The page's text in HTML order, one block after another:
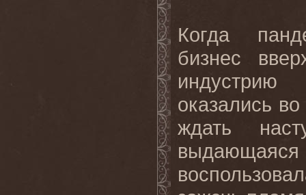
Когда
бизнес
индустрию
оказались
ждать